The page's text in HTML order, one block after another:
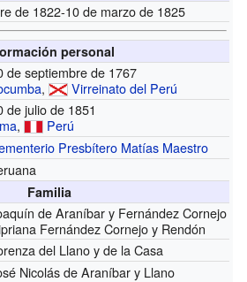
de 1822-10 de marzo de 1825
personal
de septiembre de 1767
, Virreinato del Perú
de julio de 1851
, Perú
Presbítero Matías Maestro
Familia
de Araníbar y Fernández Cornejo
Fernández Cornejo y Rendón
del Llano y de la Casa
Nicolás de Araníbar y Llano